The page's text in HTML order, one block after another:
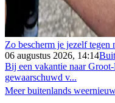
Zo bescherm je jezelf tegen
06 augustus 2026, 14:14
Bij een vakantie naar
gewaarschuwd v...
Meer buitenlands